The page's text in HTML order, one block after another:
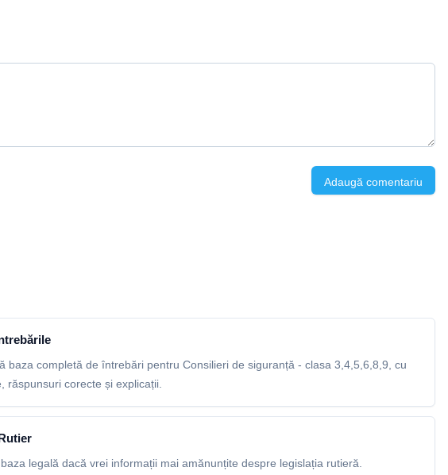
Adaugă comentariu
baza completă de întrebări pentru Consilieri de siguranță - clasa 3,4,5,6,8,9, cu
răspunsuri corecte și explicații.
legală dacă vrei informații mai amănunțite despre legislația rutieră.